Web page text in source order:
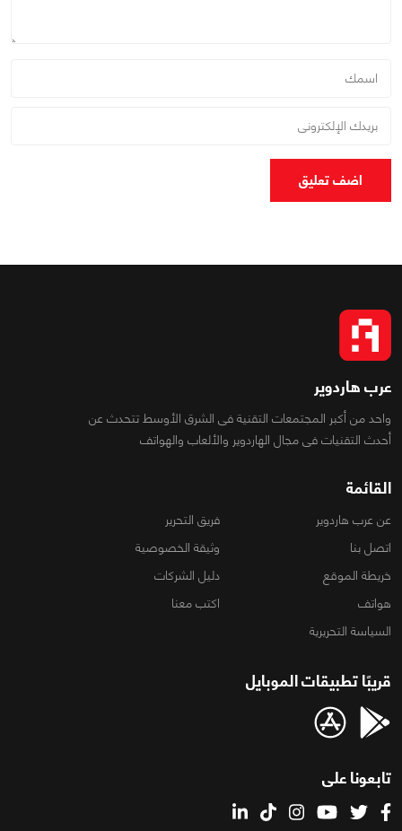
اضف تعليق
عرب هاردوير
واحد من أكبر المجتمعات التقنية فى الشرق الأوسط تتحدث عن
أحدث التقنيات فى مجال الهاردوير والألعاب والهواتف
القائمة
عن عرب هاردوير
فريق التحرير
اتصل بنا
وثيقة الخصوصية
خريطة الموقع
دليل الشركات
هواتف
اكتب معنا
السياسة التحريرية
قريبًا تطبيقات الموبايل
تابعونا على